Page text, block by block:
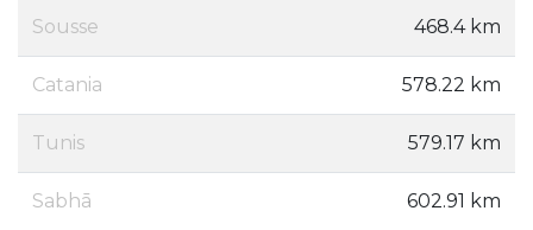
Sousse 468.4 km
Catania 578.22 km
Tunis 579.17 km
Sabhā 602.91 km